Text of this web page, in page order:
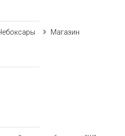
Магазин